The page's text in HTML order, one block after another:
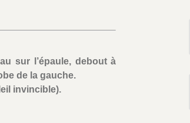
sur l’épaule, debout à
de la gauche.
invincible).